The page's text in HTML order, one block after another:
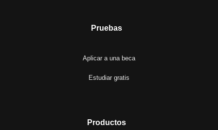
Pruebas
Aplicar a una beca
Estudiar gratis
Productos